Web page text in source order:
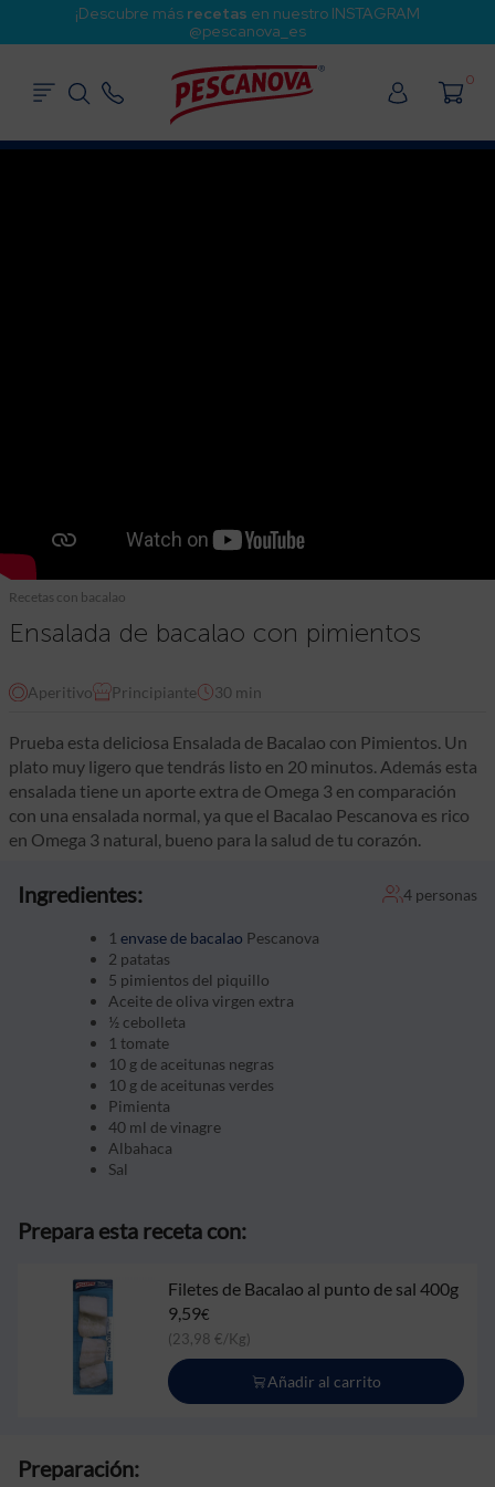
¡Descubre más recetas en nuestro INSTAGRAM
@pescanova_es
0
Recetas con bacalao
Ensalada de bacalao con pimientos
Aperitivo Principiante 30 min
Prueba esta deliciosa Ensalada de Bacalao con Pimientos. Un
plato muy ligero que tendrás listo en 20 minutos. Además esta
ensalada tiene un aporte extra de Omega 3 en comparación
con una ensalada normal, ya que el Bacalao Pescanova es rico
en Omega 3 natural, bueno para la salud de tu corazón.
Ingredientes: 4 personas
1 envase de bacalao Pescanova
2 patatas
5 pimientos del piquillo
Aceite de oliva virgen extra
½ cebolleta
1 tomate
10 g de aceitunas negras
10 g de aceitunas verdes
Pimienta
40 ml de vinagre
Albahaca
Sal
Prepara esta receta con:
Filetes de Bacalao al punto de sal 400g
9,59€
(23,98 €/Kg)
Añadir al carrito
Preparación: